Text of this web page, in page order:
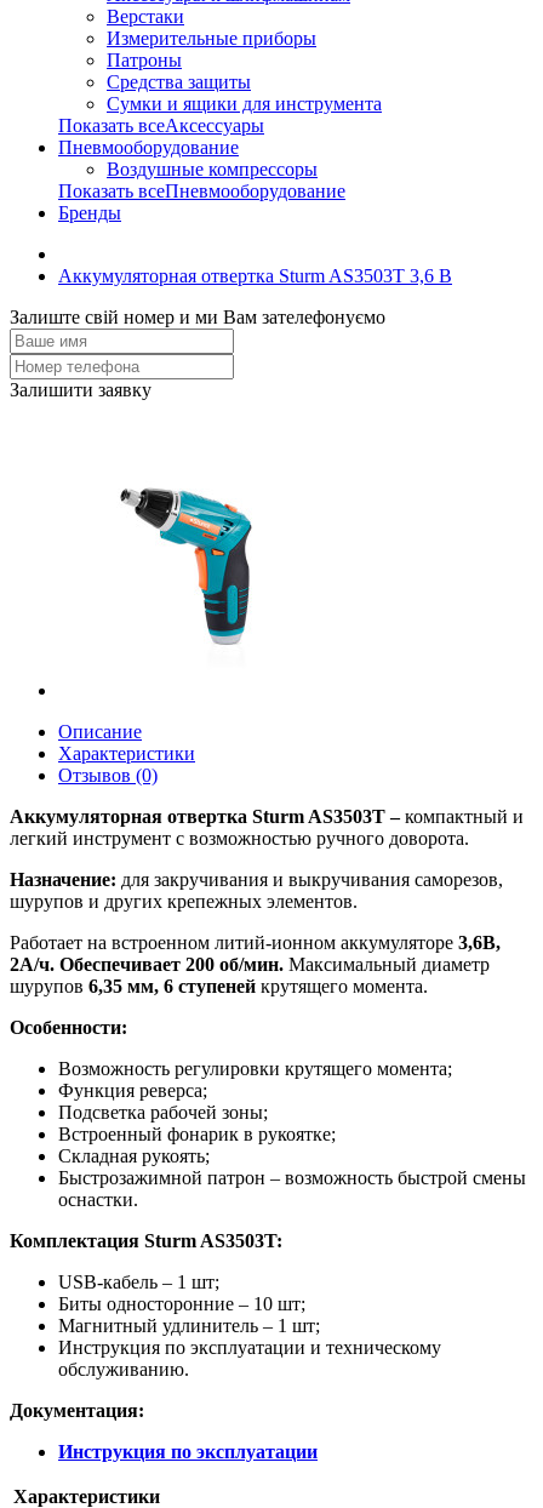
Верстаки
Измерительные приборы
Патроны
Средства защиты
Сумки и ящики для инструмента
Показать всеАксессуары
Пневмооборудование
Воздушные компрессоры
Показать всеПневмооборудование
Бренды
Аккумуляторная отвертка Sturm AS3503T 3,6 В
Залиште свій номер и ми Вам зателефонуємо
Залишити заявку
Описание
Характеристики
Отзывов (0)
Аккумуляторная отвертка Sturm AS3503T –компактный и
легкий инструмент с возможностью ручного доворота.
Назначение: для закручивания и выкручивания саморезов,
шурупов и других крепежных элементов.
Работает на встроенном литий-ионном аккумуляторе 3,6В,
2А/ч. Обеспечивает 200 об/мин. Максимальный диаметр
шурупов 6,35 мм, 6 ступеней крутящего момента.
Особенности:
Возможность регулировки крутящего момента;
Функция реверса;
Подсветка рабочей зоны;
Встроенный фонарик в рукоятке;
Складная рукоять;
Быстрозажимной патрон – возможность быстрой смены
оснастки.
Комплектация Sturm AS3503T:
USB-кабель – 1 шт;
Биты односторонние – 10 шт;
Магнитный удлинитель – 1 шт;
Инструкция по эксплуатации и техническому
обслуживанию.
Документация:
Инструкция по эксплуатации
Характеристики